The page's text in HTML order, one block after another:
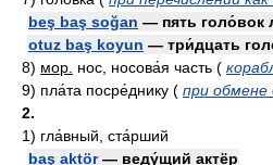
beş baş soğan — пять голо́вок
otuz baş koyun — три́дцать
8) мор. нос, носова́я часть (
9) пла́та посре́днику ( при обмене
2.
1) гла́вный, ста́рший
baş aktör— веду́щий актёр